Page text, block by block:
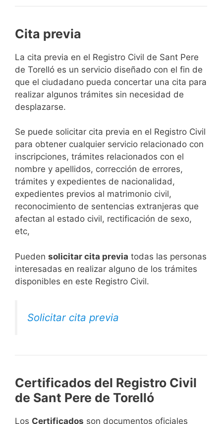
Cita previa
​​​​​​​​​​​​​​​​​​​​​​​​​​​​La cita previa en el Registro Civil de Sant Pere
de Torelló es un servicio diseñado con el fin de
que el ciudadano pueda concertar una cita para
realizar algunos trámites sin necesidad de
desplazarse.​
Se puede solicitar cita previa en el Registro Civil
para obtener cualquier servicio relacionado con
inscripciones, trámites relacionados con el
nombre y apellidos, corrección de errores,
trámites y expedientes de nacionalidad,
expedientes previos al matrimonio civil,
reconocimiento de sentencias extranjeras que
afectan al estado civil, rectificación de sexo,
etc,
​Pueden solicitar cita previa todas las personas
interesadas en realizar alguno de los trámites
disponibles en este Registro Civil.​
Solicitar cita previa
Certificados del Registro Civil
de Sant Pere de Torelló
Los Certificados son documentos oficiales